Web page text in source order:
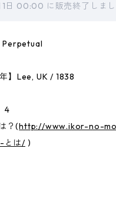
日 00:00 に販売終了しまし
Perpetual
】Lee, UK / 1838
4
？(http://www.ikor-no-
とは/ )